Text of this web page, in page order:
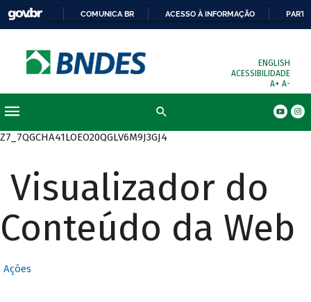
COMUNICA BR ACESSO À INFORMAÇÃO
ENGLISH
ACESSIBILIDADE
A+ A-
Z7_7QGCHA41LOEO20QGLV6M9J3GJ4
Visualizador do
Conteúdo da Web
Ações